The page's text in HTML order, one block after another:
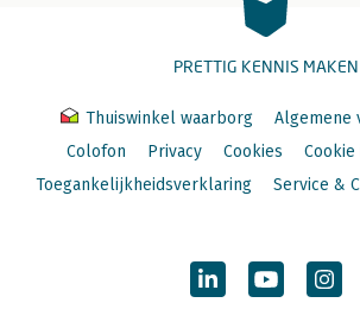
PRETTIG KENNIS MAKEN
Thuiswinkel waarborg
Algemene
Colofon
Privacy Cookies
Toegankelijkheidsverklaring
Service &